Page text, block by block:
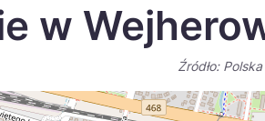
Szlaki
Norsk
w
Źródło: